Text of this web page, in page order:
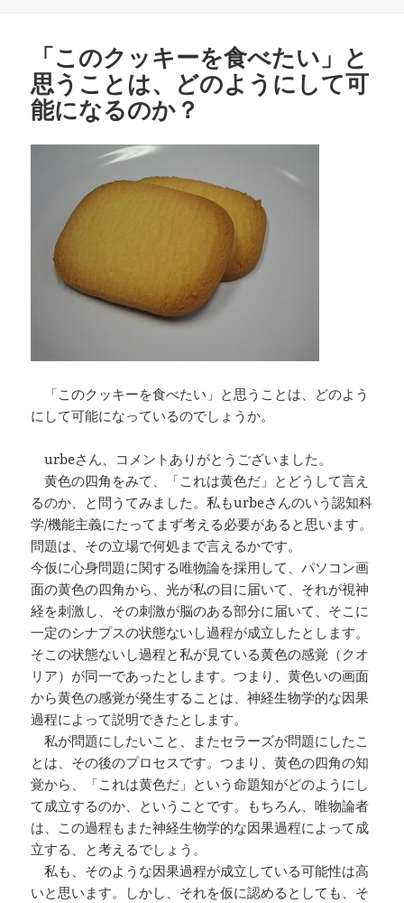
ー
「このクッキーを食べたい」と
思うことは、どのようにして可
能になるのか？
「このクッキーを食べたい」と思うことは、どのよう
にして可能になっているのでしょうか。
urbeさん、コメントありがとうございました。
黄色の四角をみて、「これは黄色だ」とどうして言え
るのか、と問うてみました。私もurbeさんのいう認知科
学/機能主義にたってまず考える必要があると思います。
問題は、その立場で何処まで言えるかです。
今仮に心身問題に関する唯物論を採用して、パソコン画
面の黄色の四角から、光が私の目に届いて、それが視神
経を刺激し、その刺激が脳のある部分に届いて、そこに
一定のシナプスの状態ないし過程が成立したとします。
そこの状態ないし過程と私が見ている黄色の感覚（クオ
リア）が同一であったとします。つまり、黄色いの画面
から黄色の感覚が発生することは、神経生物学的な因果
過程によって説明できたとします。
私が問題にしたいこと、またセラーズが問題にしたこ
とは、その後のプロセスです。つまり、黄色の四角の知
覚から、「これは黄色だ」という命題知がどのようにし
て成立するのか、ということです。もちろん、唯物論者
は、この過程もまた神経生物学的な因果過程によって成
立する、と考えるでしょう。
私も、そのような因果過程が成立している可能性は高
いと思います。しかし、それを仮に認めるとしても、そ